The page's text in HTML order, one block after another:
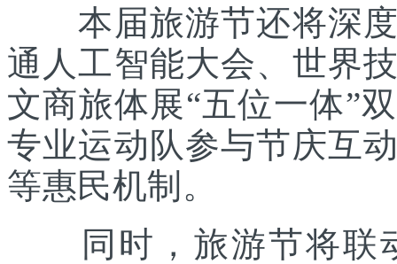
本届旅游节还将深度
通人工智能大会、世界
文商旅体展“五位一体”
专业运动队参与节庆互
等惠民机制。
同时，旅游节将联